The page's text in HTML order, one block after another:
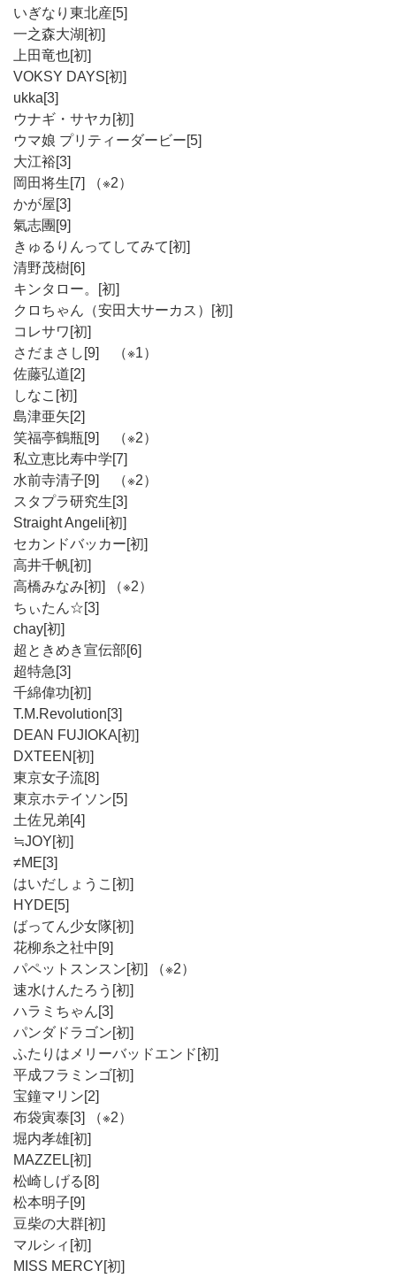
いぎなり東北産[5]
一之森大湖[初]
上田竜也[初]
VOKSY DAYS[初]
ukka[3]
ウナギ・サヤカ[初]
ウマ娘 プリティーダービー[5]
大江裕[3]
岡田将生[7] （※2）
かが屋[3]
氣志團[9]
きゅるりんってしてみて[初]
清野茂樹[6]
キンタロー。[初]
クロちゃん（安田大サーカス）[初]
コレサワ[初]
さだまさし[9] （※1）
佐藤弘道[2]
しなこ[初]
島津亜矢[2]
笑福亭鶴瓶[9] （※2）
私立恵比寿中学[7]
水前寺清子[9] （※2）
スタプラ研究生[3]
Straight Angeli[初]
セカンドバッカー[初]
高井千帆[初]
高橋みなみ[初] （※2）
ちぃたん☆[3]
chay[初]
超ときめき宣伝部[6]
超特急[3]
千綿偉功[初]
T.M.Revolution[3]
DEAN FUJIOKA[初]
DXTEEN[初]
東京女子流[8]
東京ホテイソン[5]
土佐兄弟[4]
≒JOY[初]
≠ME[3]
はいだしょうこ[初]
HYDE[5]
ばってん少女隊[初]
花柳糸之社中[9]
パペットスンスン[初] （※2）
速水けんたろう[初]
ハラミちゃん[3]
パンダドラゴン[初]
ふたりはメリーバッドエンド[初]
平成フラミンゴ[初]
宝鐘マリン[2]
布袋寅泰[3] （※2）
堀内孝雄[初]
MAZZEL[初]
松崎しげる[8]
松本明子[9]
豆柴の大群[初]
マルシィ[初]
MISS MERCY[初]